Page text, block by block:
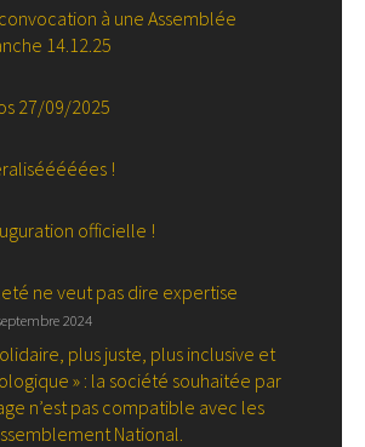
à une Assemblée
14.12.25
27/09/2025
!
officielle !
ne veut pas dire expertise
2024
plus juste, plus inclusive et
» : la société souhaitée par
n’est pas compatible avec les
National.